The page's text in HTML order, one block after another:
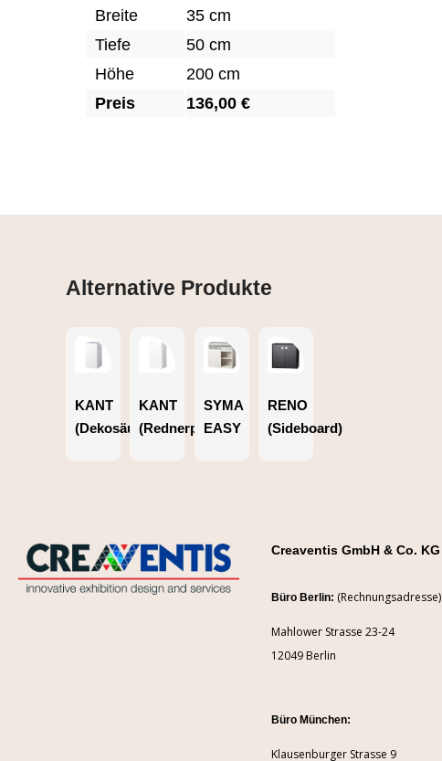
Breite
35 cm
Tiefe
50 cm
Höhe
200 cm
Preis
136,00 €
Alternative Produkte
KANT
(Dekosäule)
KANT
(Rednerpult)
SYMA
EASY
RENO
(Sideboard)
Creaventis GmbH & Co. KG
Büro Berlin: (Rechnungsadresse)
Mahlower Strasse 23-24
12049 Berlin
Büro München:
Klausenburger Strasse 9